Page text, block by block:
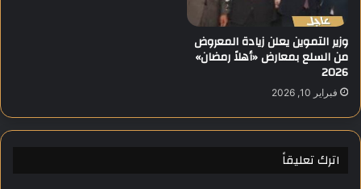
د
ا
ن
ف
ت
ع
ة
ا
ل
ن
و
وزير التموين يعلن زيادة المعروض
من السلع بمعارض «أهلاً رمضان»
2026
فبراير 10, 2026
اترك تعليقاً